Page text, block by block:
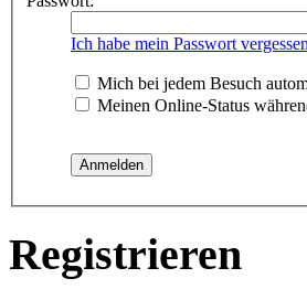
Ich habe mein Passwort vergessen
Mich bei jedem Besuch
Meinen Online-Status
Registrieren